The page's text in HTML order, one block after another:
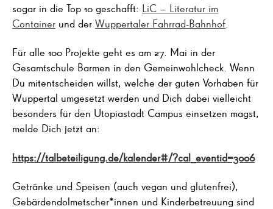
sogar in die Top 10 geschafft: LiC – Literatur im
Container und der Wuppertaler Fahrrad-Bahnhof
Für alle 100 Projekte geht es am 27. Mai in der
Gesamtschule Barmen in den Gemeinwohlcheck. Wenn
Du mitentscheiden willst, welche der guten Vorhaben für
Wuppertal umgesetzt werden und Dich dabei vielleicht
besonders für den Utopiastadt Campus einsetzen magst,
melde Dich jetzt an:
https://talbeteiligung.de/kalender#/?cal_eventid=3006
Getränke und Speisen (auch vegan und glutenfrei),
Gebärdendolmetscher*innen und Kinderbetreuung sind